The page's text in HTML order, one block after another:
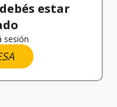
estar
sesión